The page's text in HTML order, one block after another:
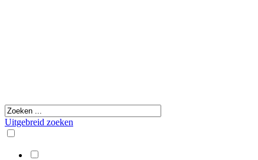
Uitgebreid zoeken